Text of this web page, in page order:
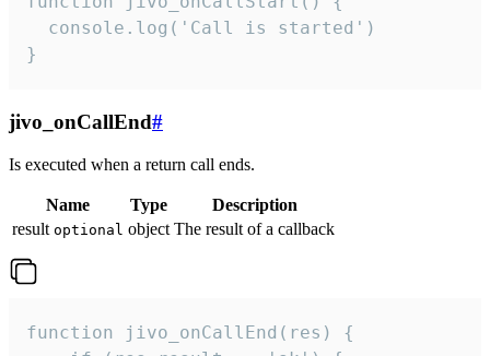
  console.log('Call is started')
}
jivo_onCallEnd#
Is executed when a return call ends.
Name Type
Description
result optional object The result of a callback
function jivo_onCallEnd(res) {